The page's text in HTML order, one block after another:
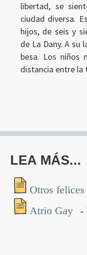
libertad, se
ciudad diversa.
hijos, de seis y
de La Dany. A su
besa. Los niños
distancia entre la
LEA MÁS...
Otros
Atrio Gay
-